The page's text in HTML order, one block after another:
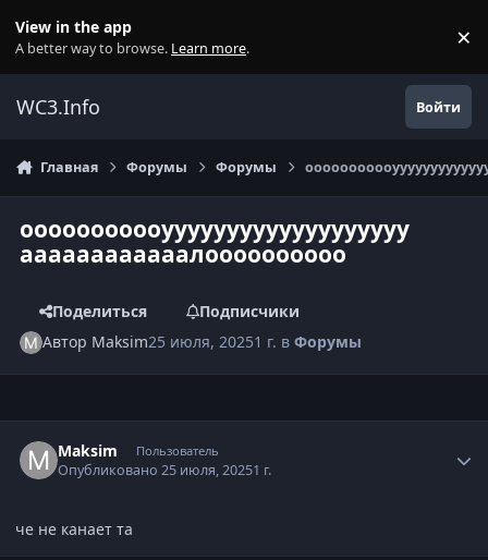
View in the app
A better way to browse. Learn more. ×
WC3.Info Войти
Главная Форумы Форумы
ооооооооооууууууууууууууууууу
аааааааааааалоооооооооо
Поделиться
Подписчики
Автор Maksim25 июля, 20251 г. вФорумы
Maksim Пользователь
Опубликовано25 июля, 20251 г.
че не канает та